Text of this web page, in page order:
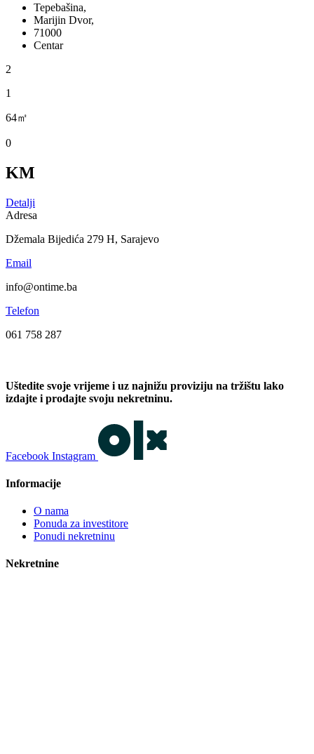
Tepebašina,
Marijin Dvor,
71000
Centar
2
1
64㎡
0
KM
Detalji
Adresa
Džemala Bijedića 279 H, Sarajevo
Email
info@ontime.ba
Telefon
061 758 287
Uštedite svoje vrijeme i uz najnižu proviziju na tržištu lako
izdajte i prodajte svoju nekretninu.
Facebook Instagram
Informacije
O nama
Ponuda za investitore
Ponudi nekretninu
Nekretnine